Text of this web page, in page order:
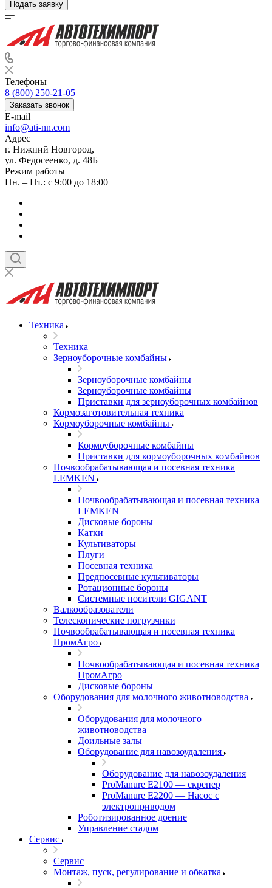
Подать заявку
Телефоны
8 (800) 250-21-05
Заказать звонок
E-mail
info@ati-nn.com
Адрес
г. Нижний Новгород,
ул. Федосеенко, д. 48Б
Режим работы
Пн. – Пт.: с 9:00 до 18:00
Техника
Техника
Зерноуборочные комбайны
Зерноуборочные комбайны
Зерноуборочные комбайны
Приставки для зерноуборочных комбайнов
Кормозаготовительная техника
Кормоуборочные комбайны
Кормоуборочные комбайны
Приставки для кормоуборочных комбайнов
Почвообрабатывающая и посевная техника
LEMKEN
Почвообрабатывающая и посевная техника
LEMKEN
Дисковые бороны
Катки
Культиваторы
Плуги
Посевная техника
Предпосевные культиваторы
Ротационные бороны
Системные носители GIGANT
Валкообразователи
Телескопические погрузчики
Почвообрабатывающая и посевная техника
ПромАгро
Почвообрабатывающая и посевная техника
ПромАгро
Дисковые бороны
Оборудования для молочного животноводства
Оборудования для молочного
животноводства
Доильные залы
Оборудование для навозоудаления
Оборудование для навозоудаления
ProManure E2100 — скрепер
ProManure E2200 — Насос с
электроприводом
Роботизированное доение
Управление стадом
Сервис
Сервис
Монтаж, пуск, регулирование и обкатка